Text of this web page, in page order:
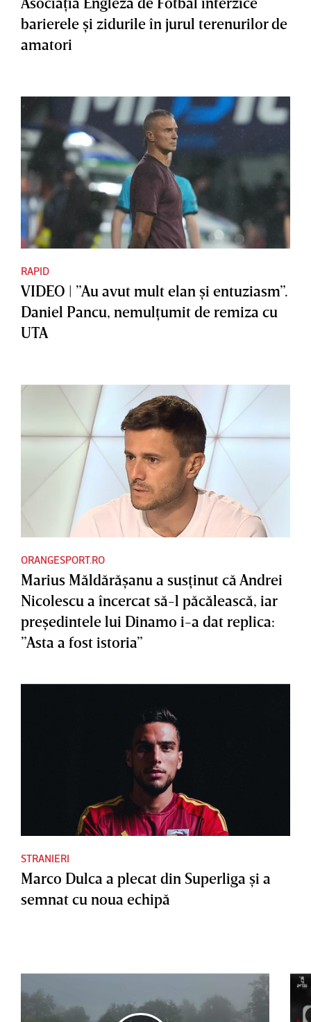
barierele şi zidurile în jurul terenurilor de
amatori
RAPID
VIDEO | ”Au avut mult elan şi entuziasm”.
Daniel Pancu, nemulţumit de remiza cu
UTA
ORANGESPORT.RO
Marius Măldărăşanu a susţinut că Andrei
Nicolescu a încercat să-l păcălească, iar
preşedintele lui Dinamo i-a dat replica:
”Asta a fost istoria”
STRANIERI
Marco Dulca a plecat din Superliga şi a
semnat cu noua echipă